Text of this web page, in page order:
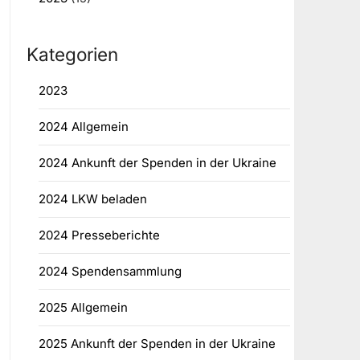
Kategorien
2023
2024 Allgemein
2024 Ankunft der Spenden in der Ukraine
2024 LKW beladen
2024 Presseberichte
2024 Spendensammlung
2025 Allgemein
2025 Ankunft der Spenden in der Ukraine